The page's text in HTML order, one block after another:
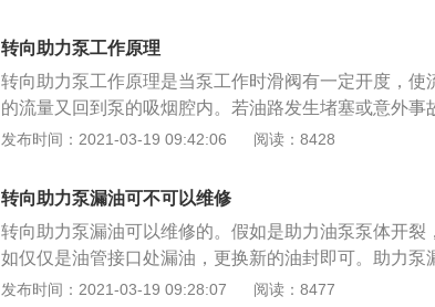
掉助力泵油壶，用手就可以拔下来； 2、用工具拆掉底
有个小孔，用工具插进小孔使劲顶； 3、拆掉弹簧卡后
的小卡环； 4、卡环拆掉泵轴和皮带轮就能一起抽出来
转向助力泵工作原理
转向助力泵工作原理是当泵工作时滑阀有一定开度，使
的流量又回到泵的吸烟腔内。若油路发生堵塞或意外事
最大工作压力时，安全阀打开，滑阀全部开启，所有压
以拔下来； 2、用工具拆掉底下面的弹簧卡，壳体下面
孔使劲顶； 3、拆掉弹簧卡后，把后盖磕下，拆轴上面
泵轴和皮带轮就能一起抽出来。
发布时间：2021-03-19 09:42:06 阅读：8428
转向助力泵漏油可不可以维修
转向助力泵漏油可以维修的。假如是助力油泵泵体开裂
如仅仅是油管接口处漏油，更换新的油封即可。助力泵
都会造成助力泵异响，需及时进行配件的更换，车辆转
发布时间：2021-03-19 09:28:07 阅读：8477